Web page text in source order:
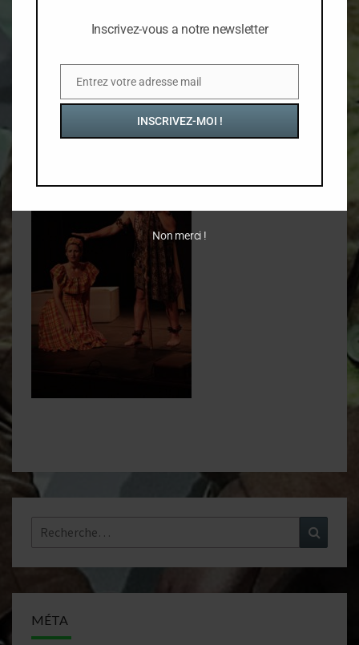
Rechercher :
MÉTA
Inscrivez-vous a notre newsletter
Email
Entrez votre adresse mail
INSCRIVEZ-MOI !
Non merci !